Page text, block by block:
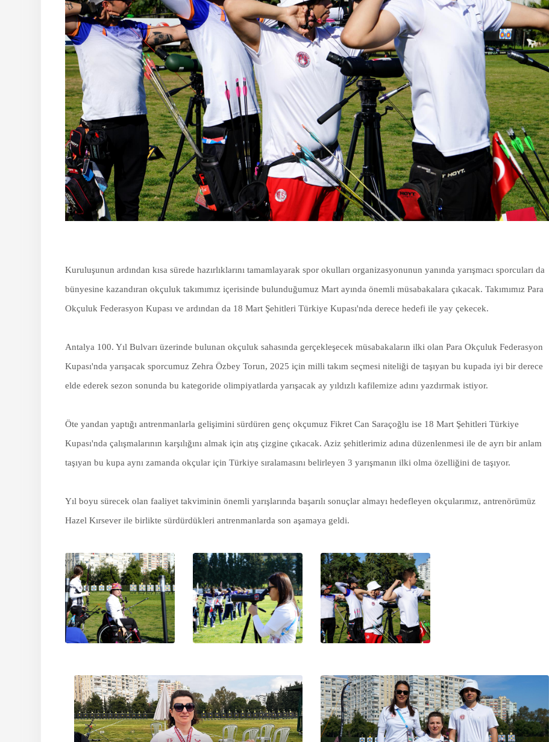
Kuruluşunun ardından kısa sürede hazırlıklarını tamamlayarak spor okulları organizasyonunun yanında yarışmacı sporcuları da
bünyesine kazandıran okçuluk takımımız içerisinde bulunduğumuz Mart ayında önemli müsabakalara çıkacak. Takımımız Para
Okçuluk Federasyon Kupası ve ardından da 18 Mart Şehitleri Türkiye Kupası'nda derece hedefi ile yay çekecek.
Antalya 100. Yıl Bulvarı üzerinde bulunan okçuluk sahasında gerçekleşecek müsabakaların ilki olan Para Okçuluk Federasyon
Kupası'nda yarışacak sporcumuz Zehra Özbey Torun, 2025 için milli takım seçmesi niteliği de taşıyan bu kupada iyi bir derece
elde ederek sezon sonunda bu kategoride olimpiyatlarda yarışacak ay yıldızlı kafilemize adını yazdırmak istiyor.
Öte yandan yaptığı antrenmanlarla gelişimini sürdüren genç okçumuz Fikret Can Saraçoğlu ise 18 Mart Şehitleri Türkiye
Kupası'nda çalışmalarının karşılığını almak için atış çizgine çıkacak. Aziz şehitlerimiz adına düzenlenmesi ile de ayrı bir anlam
taşıyan bu kupa aynı zamanda okçular için Türkiye sıralamasını belirleyen 3 yarışmanın ilki olma özelliğini de taşıyor.
Yıl boyu sürecek olan faaliyet takviminin önemli yarışlarında başarılı sonuçlar almayı hedefleyen okçularımız, antrenörümüz
Hazel Kırsever ile birlikte sürdürdükleri antrenmanlarda son aşamaya geldi.